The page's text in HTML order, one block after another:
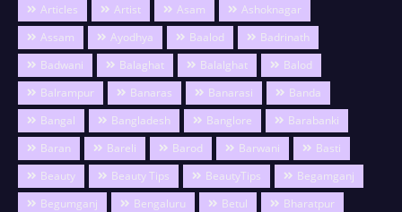
Articles
Artist Asam
Ashoknagar
Assam
Ayodhya Baalod
Badrinath
Badwani
Balaghat Balalghat
Balod
Balrampur
Banaras Banarasi
Banda
Bangal
Bangladesh Banglore
Barabanki
Baran
Bareli Barod Barwani
Basti
Beauty
Beauty Tips BeautyTips
Begamganj
Begumganj
Bengaluru Betul
Bharatpur